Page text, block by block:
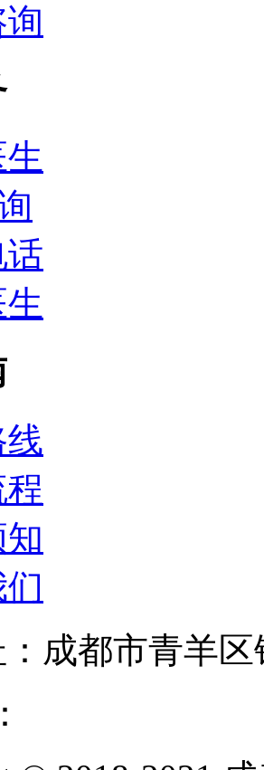
成都市青羊